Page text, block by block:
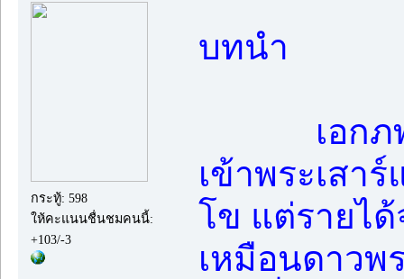
กระทู้: 598
ให้คะแนนชื่นชมคนนี้:
+103/-3
บทนำ
เอกภพ ช
เข้าพระเสา
โข แต่รายไ
เหมือนดาวพ